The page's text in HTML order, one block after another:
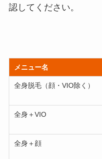
認してください。
メニュー名
全身脱毛（顔・VIO除く）
全身＋VIO
全身＋顔